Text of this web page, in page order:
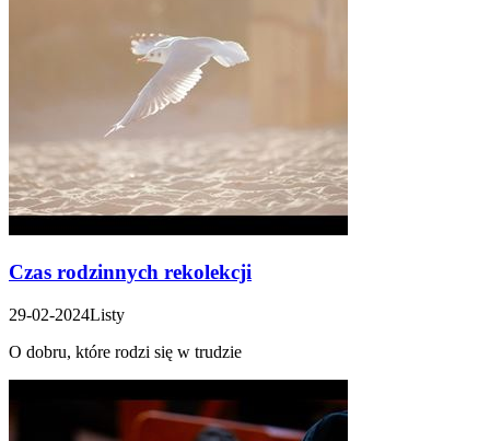
Czas rodzinnych rekolekcji
29-02-2024Listy
O dobru, które rodzi się w trudzie